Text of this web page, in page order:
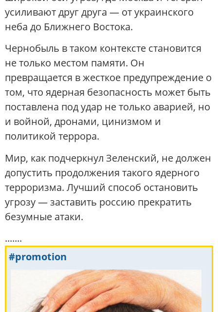
усиливают друг друга — от украинского
неба до Ближнего Востока.
Чернобыль в таком контексте становится
не только местом памяти. Он
превращается в жесткое предупреждение о
том, что ядерная безопасность может быть
поставлена под удар не только аварией, но
и войной, дронами, цинизмом и
политикой террора.
Мир, как подчеркнул Зеленский, не должен
допустить продолжения такого ядерного
терроризма. Лучший способ остановить
угрозу — заставить россию прекратить
безумные атаки.
.......
#promotion